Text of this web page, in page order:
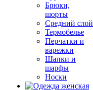
Брюки,
шорты
Средний слой
Термобелье
Перчатки и
варежки
Шапки и
шарфы
Носки